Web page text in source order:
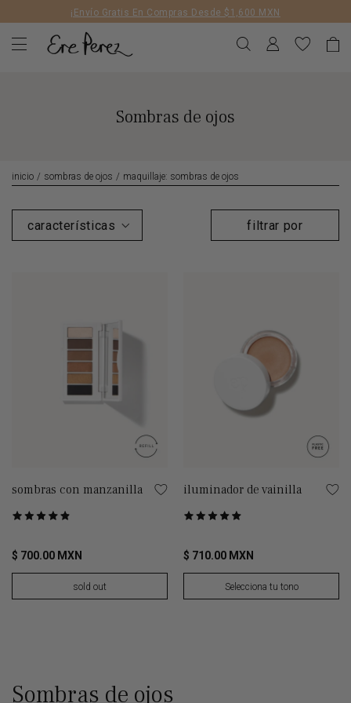
Liquid error (layout/theme line 172): Could not find asset
snippets/geolizr-api.liquid
¡Envío Gratis En Compras Desde $1,600 MXN
Sombras de ojos
inicio / sombras de ojos / maquillaje: sombras de ojos
filtrar por
sombras con manzanilla
Puntuado
de
$ 700.00 MXN
sold out
iluminador de vainilla
Puntuado
de
$ 710.00 MXN
Selecciona tu tono
Sombras de ojos